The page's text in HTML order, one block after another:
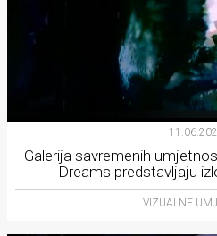
Galerija savremenih
Dreams predstavljaju
VIZUALNE